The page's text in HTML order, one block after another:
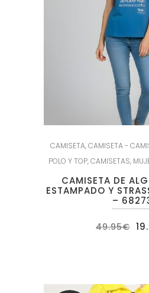
CAMISETA,CAMISETA -
POLO Y TOP,CAMISETAS,
CAMISETA DE
ESTAMPADO Y
–
49.95€ El